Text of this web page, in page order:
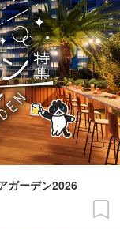
ガーデン2026